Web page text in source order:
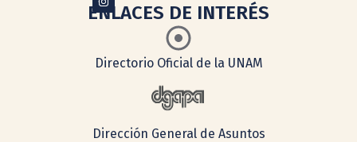
ENLACES DE INTERÉS
Directorio Oficial de la UNAM
Dirección General de Asuntos